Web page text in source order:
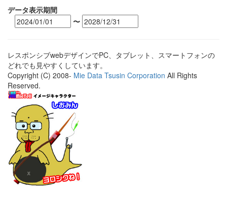
データ表示期間
〜
レスポンシブwebデザインでPC、タブレット、スマートフォンの
どれでも見やすくしています。
Copyright (C) 2008- Mie Data Tsusin Corporation All Rights
Reserved.